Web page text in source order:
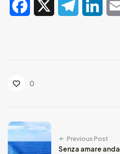
Facebook Telegram
0
Previous Post
Senza amare